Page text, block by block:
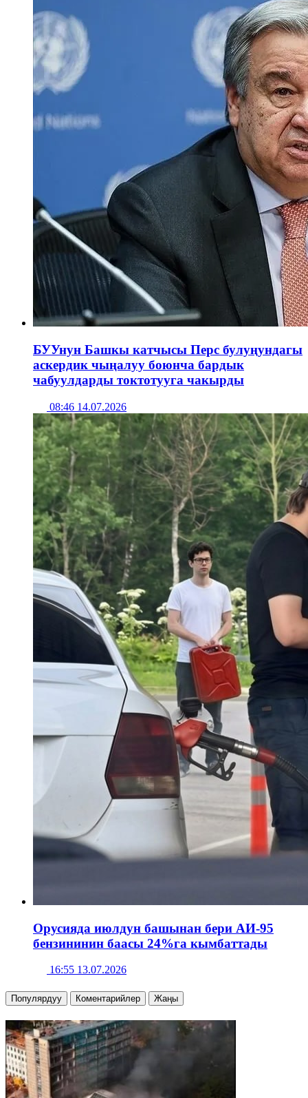
БУУнун Башкы катчысы Перс булуңундагы
аскердик чыңалуу боюнча бардык
чабуулдарды токтотууга чакырды
08:46 14.07.2026
Орусияда июлдун башынан бери АИ-95
бензининин баасы 24%га кымбаттады
16:55 13.07.2026
Популярдуу Коментарийлер Жаңы